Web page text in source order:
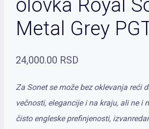
olovka Royal
Metal Grey
24,000.00 RSD
Za Sonet se može bez oklevanja reći
večnosti, elegancije i na kraju, ali ne i
čisto engleske prefinjenosti,